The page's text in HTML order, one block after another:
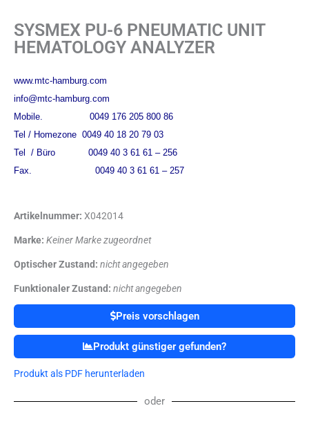
SYSMEX PU-6 PNEUMATIC UNIT
HEMATOLOGY ANALYZER
www.mtc-hamburg.com
info@mtc-hamburg.com
Mobile. 0049 176 205 800 86
Tel / Homezone 0049 40 18 20 79 03
Tel / Büro 0049 40 3 61 61 – 256
Fax. 0049 40 3 61 61 – 257
Artikelnummer: X042014
Marke: Keiner Marke zugeordnet
Optischer Zustand: nicht angegeben
Funktionaler Zustand: nicht angegeben
Preis vorschlagen
Produkt günstiger gefunden?
Produkt als PDF herunterladen
oder